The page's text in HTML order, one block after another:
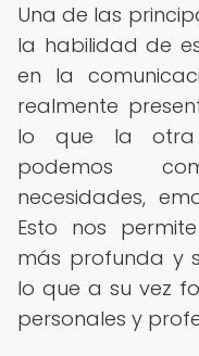
Una de las
la habilidad de
en la
realmente
lo que la otra
podemos
necesidades,
Esto nos
más profunda y
lo que a su vez
personales y